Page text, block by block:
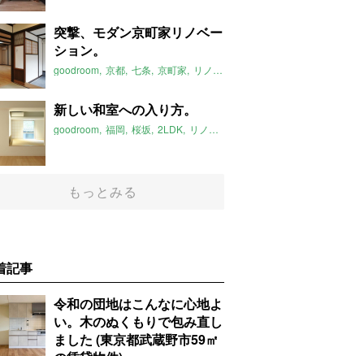
突撃、モダン京町家リノベー
ション。
goodroom 京都 七条 京町家 リノベーション
新しい和室への入り方。
goodroom 福岡 桜坂 2LDK リノベーション
もっとみる
記事
令和の団地はこんなに心地よ
い。木のぬくもりで包み直し
ました (東京都武蔵野市59㎡